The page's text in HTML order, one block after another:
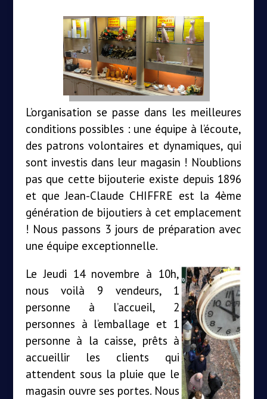
L’organisation se passe dans les meilleures
conditions possibles : une équipe à l’écoute,
des patrons volontaires et dynamiques, qui
sont investis dans leur magasin ! N’oublions
pas que cette bijouterie existe depuis 1896
et que Jean-Claude CHIFFRE est la 4ème
génération de bijoutiers à cet emplacement
! Nous passons 3 jours de préparation avec
une équipe exceptionnelle.
Le Jeudi 14 novembre à 10h,
nous voilà 9 vendeurs, 1
personne à l’accueil, 2
personnes à l’emballage et 1
personne à la caisse, prêts à
accueillir les clients qui
attendent sous la pluie que le
magasin ouvre ses portes. Nous